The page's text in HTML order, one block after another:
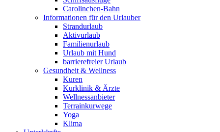
Carolinchen-Bahn
Informationen für den Urlauber
Strandurlaub
Aktivurlaub
Familienurlaub
Urlaub mit Hund
barrierefreier Urlaub
Gesundheit & Wellness
Kuren
Kurklinik & Ärzte
Wellnessanbieter
Terrainkurwege
Yoga
Klima